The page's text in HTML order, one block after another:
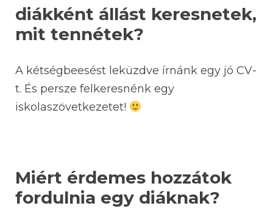
diákként állást keresnetek,
mit tennétek?
A kétségbeesést leküzdve írnánk egy jó CV-
t. És persze felkeresnénk egy
iskolaszövetkezetet!
Miért érdemes hozzátok
fordulnia egy diáknak?